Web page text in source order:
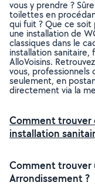
vous y prendre ?
toilettes en
qui fuit ? Que ce soit
une installation de
classiques dans le
installation sanitaire,
AlloVoisins.
vous, professionnels
seulement, en
directement via la
Comment trouver
installation
Comment trouver
Arrondissement ?